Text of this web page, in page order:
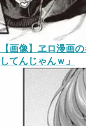
【画像】ヱロ漫画
してんじゃんｗ」